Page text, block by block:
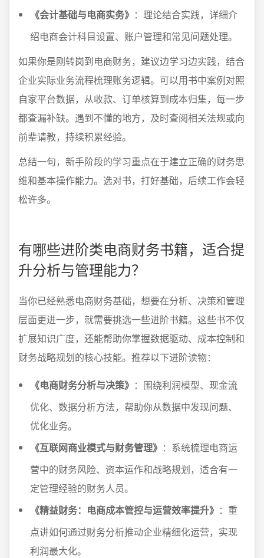
《会计基础与电商实务》 ：理论结合实践，详细介
绍电商会计科目设置、账户管理和常见问题处理。
如果你是刚转岗到电商财务，建议边学习边实践，结合
企业实际业务流程梳理账务逻辑。可以用书中案例对照
自家平台数据，从收款、订单核算到成本归集，每一步
都查漏补缺。遇到不懂的地方，及时查阅相关法规或向
前辈请教，持续积累经验。
总结一句，新手阶段的学习重点在于建立正确的财务思
维和基本操作能力。选对书，打好基础，后续工作会轻
松许多。
有哪些进阶类电商财务书籍，适合提
升分析与管理能力？
当你已经熟悉电商财务基础，想要在分析、决策和管理
层面更进一步，就需要挑选一些进阶书籍。这些书不仅
扩展知识广度，还能帮助你掌握数据驱动、成本控制和
财务战略规划的核心技能。推荐以下进阶读物：
《电商财务分析与决策》 ：围绕利润模型、现金流
优化、数据分析方法，帮助你从数据中发现问题、
优化业务。
《互联网商业模式与财务管理》 ：系统梳理电商运
营中的财务风险、资本运作和战略规划，适合有一
定管理经验的财务人员。
《精益财务：电商成本管控与运营效率提升》 ：重
点讲如何通过财务分析推动企业精细化运营，实现
利润最大化。